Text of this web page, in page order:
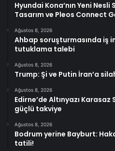
Hyundai Kona’nın Yeni Nesli
Tasarım ve Pleos Connect
Ağustos 8, 2026
Ahbap soruşturmasında iş
tutuklama talebi
Ağustos 8, 2026
Trump: Şi ve Putin İran’a
Ağustos 8, 2026
Edirne’de Altınyazı
güçlü takviye
Ağustos 8, 2026
Bodrum yerine Bayburt:
tatili!